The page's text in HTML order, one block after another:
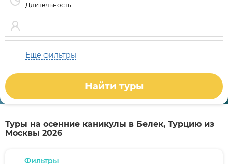
Длительность
Ещё фильтры
Найти туры
Туры на осенние каникулы в Белек, Турцию из
Москвы 2026
Фильтры